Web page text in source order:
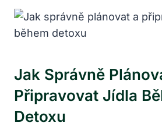
Jak Správně
Připravovat Jídla
Detoxu